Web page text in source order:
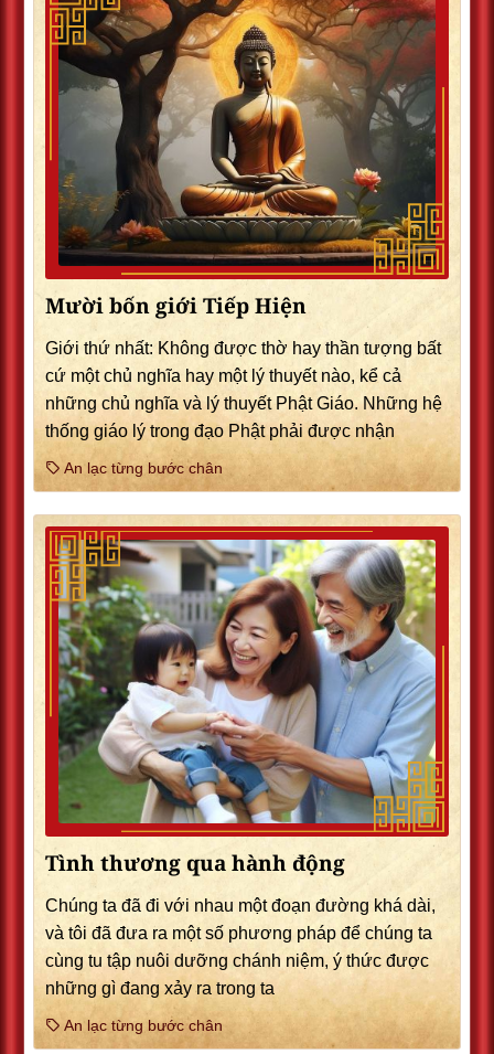
Mười bốn giới Tiếp Hiện
Giới thứ nhất: Không được thờ hay thần tượng bất
cứ một chủ nghĩa hay một lý thuyết nào, kể cả
những chủ nghĩa và lý thuyết Phật Giáo. Những hệ
thống giáo lý trong đạo Phật phải được nhận
An lạc từng bước chân
Tình thương qua hành động
Chúng ta đã đi với nhau một đoạn đường khá dài,
và tôi đã đưa ra một số phương pháp để chúng ta
cùng tu tập nuôi dưỡng chánh niệm, ý thức được
những gì đang xảy ra trong ta
An lạc từng bước chân